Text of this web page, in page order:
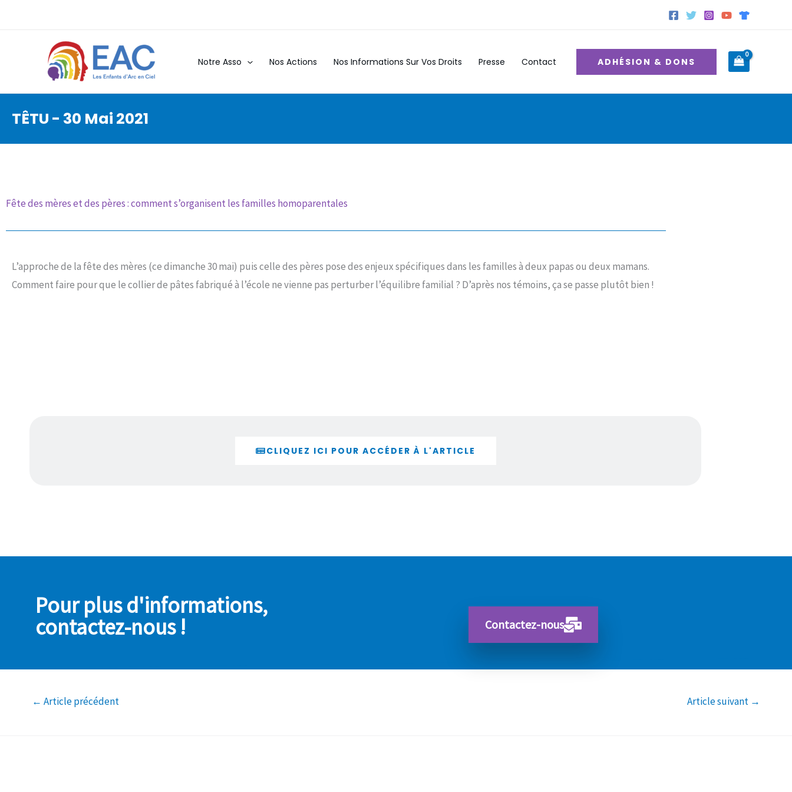
Notre Asso Nos Actions Nos Informations Sur Vos Droits Presse Contact ADHÉSION & DONS
TÊTU - 30 Mai 2021
Fête des mères et des pères : comment s’organisent les familles homoparentales
L’approche de la fête des mères (ce dimanche 30 mai) puis celle des pères pose des enjeux spécifiques dans les familles à deux papas ou deux mamans.
Comment faire pour que le collier de pâtes fabriqué à l’école ne vienne pas perturber l’équilibre familial ? D’après nos témoins, ça se passe plutôt bien !
CLIQUEZ ICI POUR ACCÉDER À L'ARTICLE
Pour plus d'informations,
contactez-nous !
Contactez-nous
← Article précédent Article suivant →